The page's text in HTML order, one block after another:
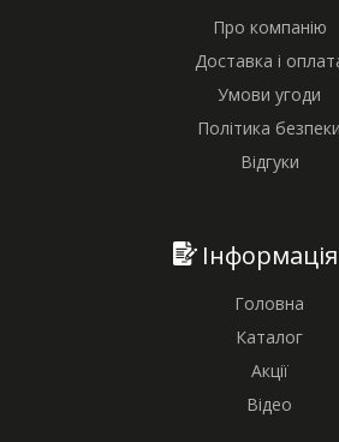
Про компанію
Доставка і
Умови угоди
Політика безпеки
Відгуки
Інформація
Головна
Каталог
Акції
Відео